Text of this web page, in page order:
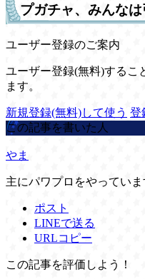
プガチャ、みんなは
ユーザー登録のご案内
ユーザー登録(無料)するこ
ます。
新規登録(無料)して使う 登
この記事を書いた人
やま
主にパワプロをやっていま
ポスト
LINEで送る
URLコピー
この記事を評価しよう！